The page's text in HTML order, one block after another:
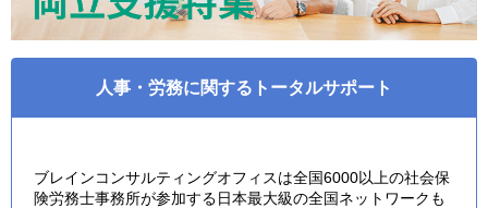
人事・労務に関するトータルサポート
ブレインコンサルティングオフィスは全国6000以上の社会保
険労務士事務所が参加する日本最大級の全国ネットワークも